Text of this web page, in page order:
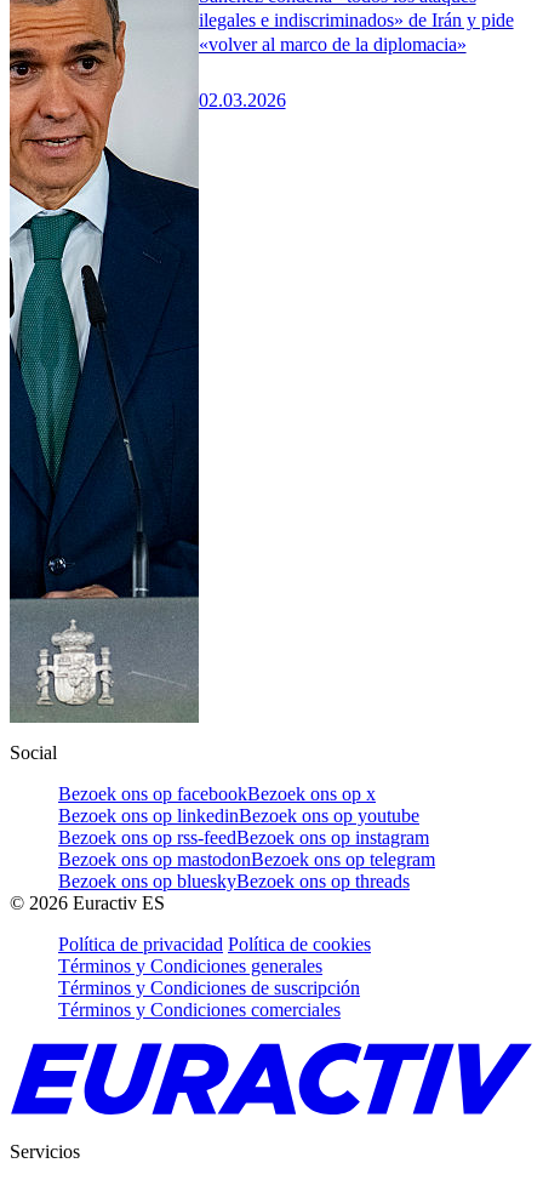
ilegales e indiscriminados» de Irán y pide
«volver al marco de la diplomacia»
02.03.2026
Social
Bezoek ons op facebookBezoek ons op x
Bezoek ons op linkedinBezoek ons op youtube
Bezoek ons op rss-feedBezoek ons op instagram
Bezoek ons op mastodonBezoek ons op telegram
Bezoek ons op blueskyBezoek ons op threads
© 2026 Euractiv ES
Política de privacidad Política de cookies
Términos y Condiciones generales
Términos y Condiciones de suscripción
Términos y Condiciones comerciales
Servicios